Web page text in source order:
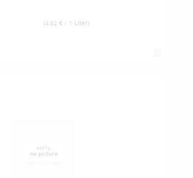
(4,82 € / 1 Liter)